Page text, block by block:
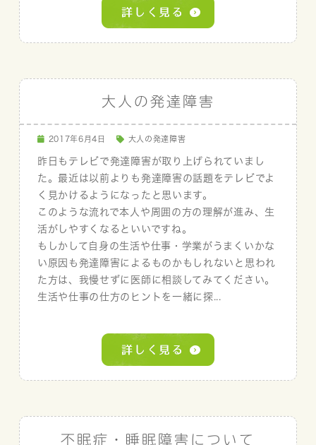
大人の発達障害
2017年6月4日 大人の発達障害
昨日もテレビで発達障害が取り上げられていまし
た。最近は以前よりも発達障害の話題をテレビでよ
く見かけるようになったと思います。
このような流れで本人や周囲の方の理解が進み、生
活がしやすくなるといいですね。
もしかして自身の生活や仕事・学業がうまくいかな
い原因も発達障害によるものかもしれないと思われ
た方は、我慢せずに医師に相談してみてください。
生活や仕事の仕方のヒントを一緒に探...
不眠症・睡眠障害について